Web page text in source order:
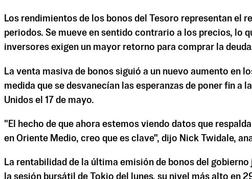
Los rendimientos de los bonos del Tesoro representan
periodos. Se mueve en sentido contrario a los precios, lo
inversores exigen un mayor retorno para comprar la
La venta masiva de bonos siguió a un nuevo aumento en
medida que se desvanecían las esperanzas de poner fin a
Unidos el 17 de mayo.
"El hecho de que ahora estemos viendo datos que
en Oriente Medio, creo que es clave", dijo Nick Twidale,
La rentabilidad de la última emisión de bonos del
la sesión bursátil de Tokio del lunes, su nivel más alto en